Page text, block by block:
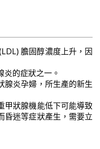
膽固醇濃度上升，因
的症狀之一。
腺炎孕婦，所生產的新生
甲狀腺機能低下可能導致
昏迷等症狀產生，需要立